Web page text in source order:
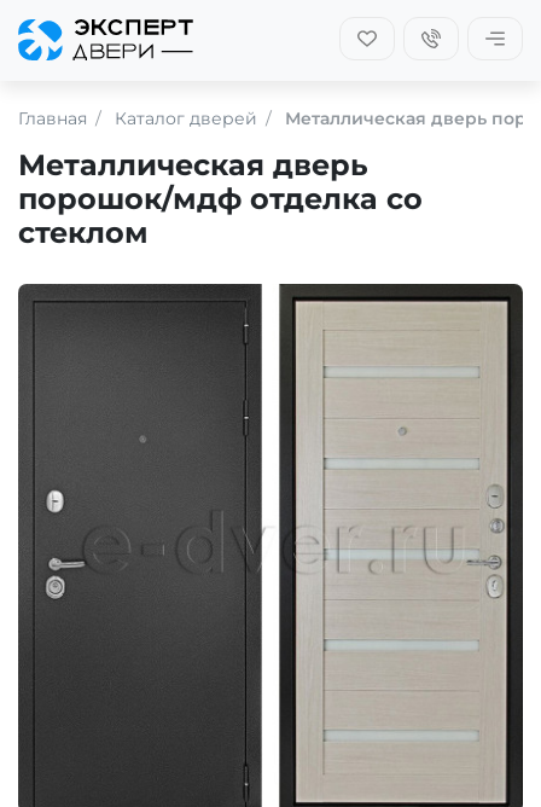
Главная Каталог дверей Металлическая дверь
Металлическая дверь
порошок/мдф отделка со
стеклом